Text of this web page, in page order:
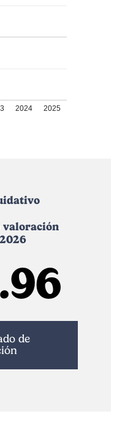
2024 2025
valoración
de